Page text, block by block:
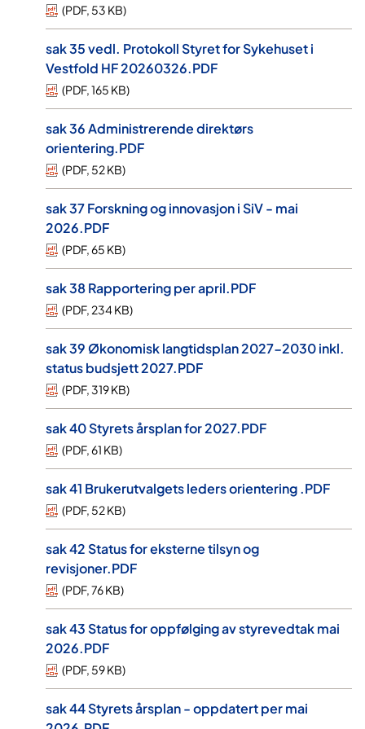
(PDF, 53 KB)
sak 35 vedl. Protokoll Styret for Sykehuset i
Vestfold HF 20260326.PDF
(PDF,165 KB)
sak 36 Administrerende direktørs
orientering.PDF
(PDF, 52 KB)
sak 37 Forskning og innovasjon i SiV - mai
2026.PDF
(PDF,65 KB)
sak 38 Rapportering per april.PDF
(PDF, 234 KB)
sak 39 Økonomisk langtidsplan 2027-2030 inkl.
status budsjett 2027.PDF
(PDF, 319 KB)
sak 40 Styrets årsplan for 2027.PDF
(PDF,61 KB)
sak 41 Brukerutvalgets leders orientering .PDF
(PDF, 52 KB)
sak 42 Status for eksterne tilsyn og
revisjoner.PDF
(PDF,76 KB)
sak 43 Status for oppfølging av styrevedtak mai
2026.PDF
(PDF, 59 KB)
sak 44 Styrets årsplan - oppdatert per mai